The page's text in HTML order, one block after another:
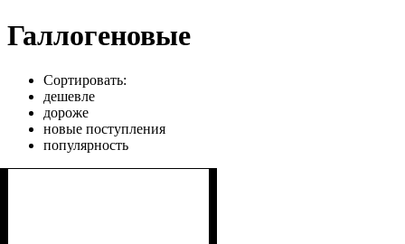
Галлогеновые
Сортировать:
дешевле
дороже
новые поступления
популярность